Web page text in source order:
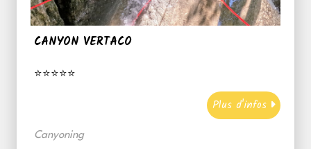
CANYON VERTACO
⭐⭐⭐⭐⭐
Plus d'infos
Canyoning